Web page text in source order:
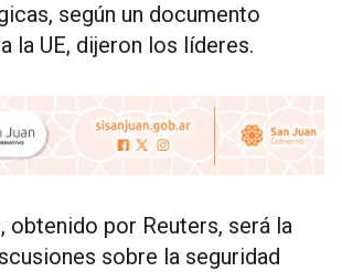
según un documento
la UE, dijeron los líderes.
obtenido por Reuters, será la
sobre la seguridad